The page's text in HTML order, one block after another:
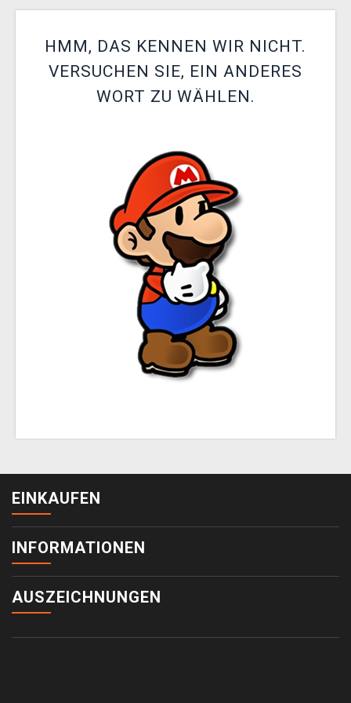
HMM, DAS KENNEN WIR NICHT.
VERSUCHEN SIE, EIN ANDERES
WORT ZU WÄHLEN.
EINKAUFEN
INFORMATIONEN
AUSZEICHNUNGEN